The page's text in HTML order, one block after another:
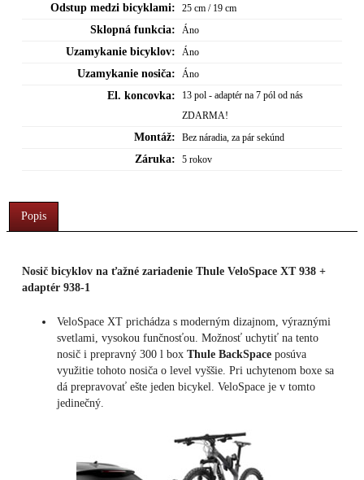
Odstup medzi bicyklami: 25 cm / 19 cm
Sklopná funkcia: Áno
Uzamykanie bicyklov: Áno
Uzamykanie nosiča: Áno
El. koncovka:
13 pol - adaptér na 7 pól od nás
ZDARMA!
Montáž: Bez náradia, za pár sekúnd
Záruka: 5 rokov
Popis
Nosič bicyklov na ťažné zariadenie Thule VeloSpace XT 938 +
adaptér 938-1
VeloSpace XT prichádza s moderným dizajnom, výraznými
svetlami, vysokou funčnosťou. Možnosť uchytiť na tento
nosič i prepravný 300 l boxThule BackSpace posúva
využitie tohoto nosiča o level vyššie. Pri uchytenom boxe sa
dá prepravovať ešte jeden bicykel. VeloSpace je v tomto
jedinečný.